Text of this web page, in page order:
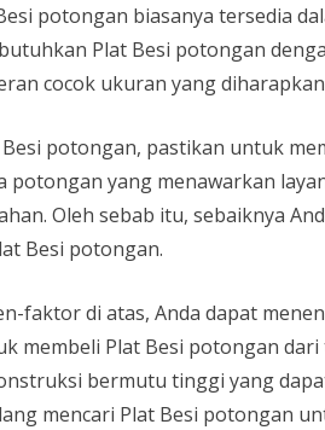
potongan biasanya tersedia
Plat Besi potongan
cocok ukuran yang
potongan, pastikan untuk
potongan yang menawarkan
Oleh sebab itu, sebaiknya
Besi potongan.
faktor di atas, Anda dapat
membeli Plat Besi potongan
bermutu tinggi yang
mencari Plat Besi potongan